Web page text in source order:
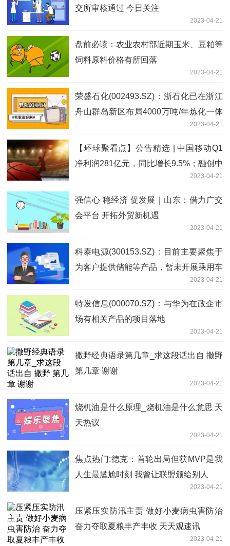
交所审核通过 今日关注
2023-04-21
盘前必读：农业农村部近期玉米、豆粕等
饲料原料价格有所回落
2023-04-21
荣盛石化(002493.SZ)：浙石化已在浙江
舟山群岛新区布局4000万吨/年炼化一体
2023-04-21
【环球聚看点】公告精选 | 中国移动Q1
净利润281亿元，同比增长9.5%；融创中
国超过75%债务持有人加入重组支持2023-04-21
强信心 稳经济 促发展｜山东：借力广交
会平台 开拓外贸新机遇
2023-04-21
科泰电源(300153.SZ)：目前主要聚焦于
为客户提供储能等产品，暂未开展乘用车
2023-04-21
特发信息(000070.SZ)：与华为在政企市
场有相关产品的项目落地
2023-04-21
撒野经典语录第几章_求这段话出自 撒野
第几章 谢谢
2023-04-21
烧机油是什么原理_烧机油是什么意思 天
天热议
2023-04-21
焦点热门:德克：首轮出局但获MVP是我
人生最尴尬时刻 我曾让联盟颁给别人
2023-04-21
压紧压实防汛主责 做好小麦病虫害防治
奋力夺取夏粮丰产丰收 天天观速讯
2023-04-21